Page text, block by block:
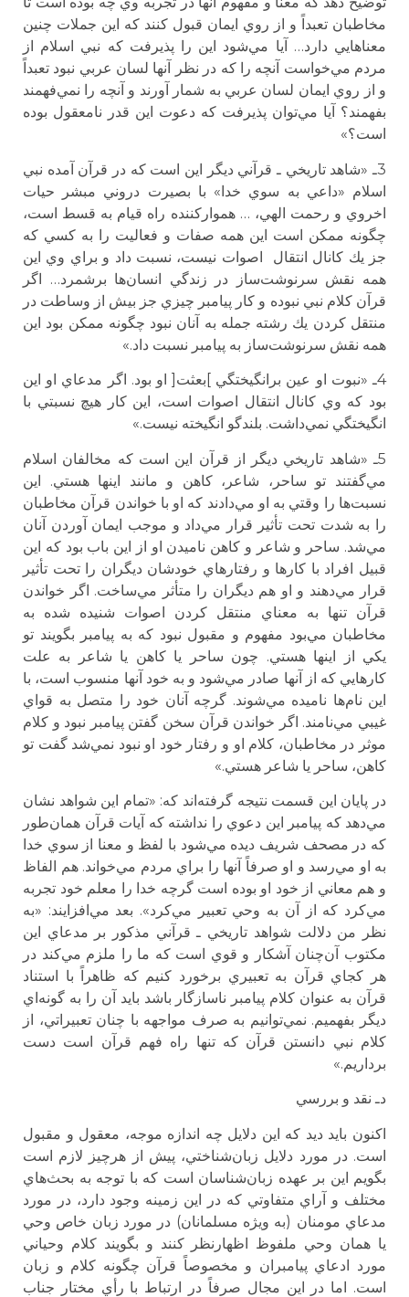
مخاطبان تعبداً و از روي ايمان قبول كنند كه اين جملات چنين
معناهايي دارد… آيا مي‌شود اين را پذيرفت كه نبي اسلام از
مردم مي‌خواست آنچه را كه در نظر آنها لسان عربي نبود تعبداً
و از روي ايمان لسان عربي به شمار آورند و آنچه را نمي‌فهمند
بفهمند؟ آيا مي‌توان پذيرفت كه دعوت اين قدر نامعقول بوده
است؟»
3ـ «شاهد تاريخي ـ قرآني ديگر اين است كه در قرآن آمده نبي
اسلام «داعي به سوي خدا» با بصيرت دروني مبشر حيات
اخروي و رحمت الهي، … همواركننده راه قيام به قسط است،
چگونه ممكن است اين همه صفات و فعاليت را به كسي كه
جز يك كانال انتقال اصوات نيست، نسبت داد و براي وي اين
همه نقش سرنوشت‌ساز در زندگي انسان‌ها برشمرد… اگر
قرآن كلام نبي نبوده و كار پيامبر چيزي جز بيش از وساطت در
منتقل كردن يك رشته جمله به آنان نبود چگونه ممكن بود اين
همه نقش سرنوشت‌ساز به پيامبر نسبت داد.»
4ـ «نبوت او عين برانگيختگي ]بعثت[ او بود. اگر مدعاي او اين
بود كه وي كانال انتقال اصوات است، اين كار هيچ نسبتي با
انگيختگي نمي‌داشت. بلندگو انگيخته نيست.»
5ـ «شاهد تاريخي ديگر از قرآن اين است كه مخالفان اسلام
مي‌گفتند تو ساحر، شاعر، كاهن و مانند اينها هستي. اين
نسبت‌ها را وقتي به او مي‌دادند كه او با خواندن قرآن مخاطبان
را به شدت تحت تأثير قرار مي‌داد و موجب ايمان آوردن آنان
مي‌شد. ساحر و شاعر و كاهن ناميدن او از اين باب بود كه اين
قبيل افراد با كارها و رفتارهاي خودشان ديگران را تحت تأثير
قرار مي‌دهند و او هم ديگران را متأثر مي‌ساخت. اگر خواندن
قرآن تنها به معناي منتقل كردن اصوات شنيده شده به
مخاطبان مي‌بود مفهوم و مقبول نبود كه به پيامبر بگويند تو
يكي از اينها هستي. چون ساحر يا كاهن يا شاعر به علت
كارهايي كه از آنها صادر مي‌شود و به خود آنها منسوب است، با
اين نام‌ها ناميده مي‌شوند. گرچه آنان خود را متصل به قواي
غيبي مي‌نامند. اگر خواندن قرآن سخن گفتن پيامبر نبود و كلام
موثر در مخاطبان، كلام او و رفتار خود او نبود نمي‌شد گفت تو
كاهن، ساحر يا شاعر هستي.»
در پايان اين قسمت نتيجه گرفته‌اند كه: «تمام اين شواهد نشان
مي‌دهد كه پيامبر اين دعوي را نداشته كه آيات قرآن همان‌طور
كه در مصحف شريف ديده مي‌شود با لفظ و معنا از سوي خدا
به او مي‌رسد و او صرفاً آنها را براي مردم مي‌خواند. هم الفاظ
و هم معاني از خود او بوده است گرچه خدا را معلم خود تجربه‌
مي‌كرد كه از آن به وحي تعبير مي‌كرد». بعد مي‌افزايند: «به
نظر من دلالت شواهد تاريخي ـ قرآني مذكور بر مدعاي اين
مكتوب آن‌چنان آشكار و قوي است كه ما را ملزم مي‌كند در
هر كجاي قرآن به تعبيري برخورد كنيم كه ظاهراً با استناد
قرآن به عنوان كلام پيامبر ناسازگار باشد بايد آن را به گونه‌اي
ديگر بفهميم. نمي‌توانيم به صرف مواجهه با چنان تعبيراتي، از
كلام نبي دانستن قرآن كه تنها راه فهم قرآن است دست
برداريم.»
دـ نقد و بررسي
اكنون بايد ديد كه اين دلايل چه اندازه موجه، معقول و مقبول
است. در مورد دلايل زبان‌شناختي، پيش از هرچيز لازم است
بگويم اين بر عهده زبان‌شناسان است كه با توجه به بحث‌هاي
مختلف و آراي متفاوتي كه در اين زمينه وجود دارد، در مورد
مدعاي مومنان (به ويژه مسلمانان) در مورد زبان خاص وحي
يا همان وحي ملفوظ اظهارنظر كنند و بگويند كلام وحياني
مورد ادعاي پيامبران و مخصوصاً قرآن چگونه كلام و زبان
است. اما در اين مجال صرفاً در ارتباط با رأي مختار جناب